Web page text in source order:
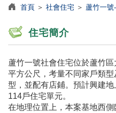
首頁 ＞ 社會住宅 ＞ 蘆竹一
住宅簡介
蘆竹一號社會住宅位於蘆竹
平方公尺，考量不同家戶類
型，並配有店鋪。預計興建
114戶住宅單元。
在地理位置上，本案基地西